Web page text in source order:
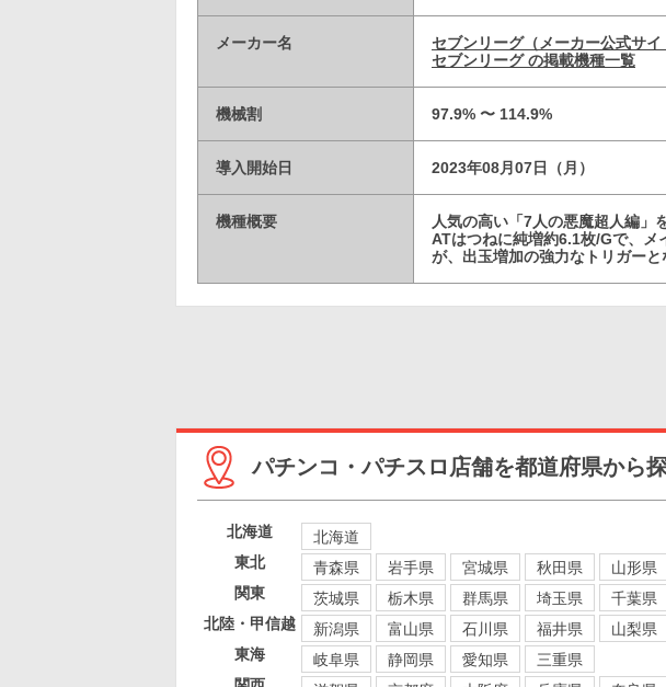
メーカー名
セブンリーグ（メーカー公式サイ
セブンリーグ の掲載機種一覧
機械割 97.9% 〜 114.9%
導入開始日 2023年08月07日（月）
機種概要
人気の高い「7人の悪魔超人編」
ATはつねに純増約6.1枚/Gで、メ
が、出玉増加の強力なトリガーと
パチンコ・パチスロ店舗を都道府県から
北海道
北海道
東北
青森県 岩手県 宮城県 秋田県 山形県
関東
茨城県 栃木県 群馬県 埼玉県 千葉県
北陸・甲信越
新潟県 富山県 石川県 福井県 山梨県
東海
岐阜県 静岡県 愛知県
三重県